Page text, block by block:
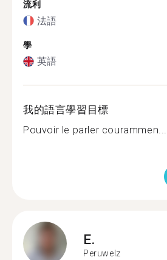
流利
法語
學
英語
我的語言學習目標
Pouvoir le parler courammen...
E.
Peruwelz